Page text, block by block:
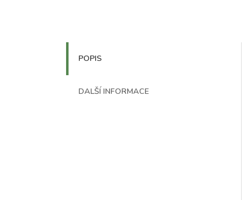
POPIS
DALŠÍ INFORMACE